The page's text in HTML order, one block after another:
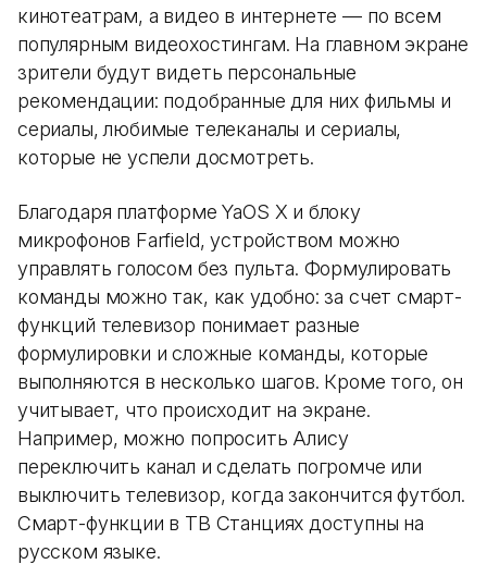
кинотеатрам, а видео в интернете — по всем
популярным видеохостингам. На главном экране
зрители будут видеть персональные
рекомендации: подобранные для них фильмы и
сериалы, любимые телеканалы и сериалы,
которые не успели досмотреть.
Благодаря платформе YaOS X и блоку
микрофонов Farfield, устройством можно
управлять голосом без пульта. Формулировать
команды можно так, как удобно: за счет смарт-
функций телевизор понимает разные
формулировки и сложные команды, которые
выполняются в несколько шагов. Кроме того, он
учитывает, что происходит на экране.
Например, можно попросить Алису
переключить канал и сделать погромче или
выключить телевизор, когда закончится футбол.
Смарт-функции в ТВ Станциях доступны на
русском языке.